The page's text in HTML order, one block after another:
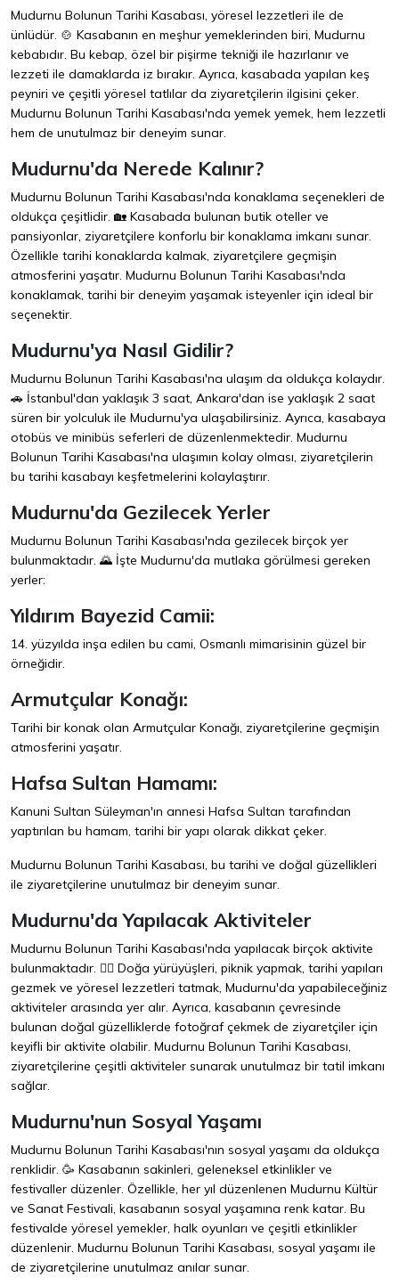
Mudurnu Bolunun Tarihi Kasabası, yöresel lezzetleri ile de
ünlüdür. 🍲 Kasabanın en meşhur yemeklerinden biri, Mudurnu
kebabıdır. Bu kebap, özel bir pişirme tekniği ile hazırlanır ve
lezzeti ile damaklarda iz bırakır. Ayrıca, kasabada yapılan keş
peyniri ve çeşitli yöresel tatlılar da ziyaretçilerin ilgisini çeker.
Mudurnu Bolunun Tarihi Kasabası'nda yemek yemek, hem lezzetli
hem de unutulmaz bir deneyim sunar.
Mudurnu'da Nerede Kalınır?
Mudurnu Bolunun Tarihi Kasabası'nda konaklama seçenekleri de
oldukça çeşitlidir. 🏡 Kasabada bulunan butik oteller ve
pansiyonlar, ziyaretçilere konforlu bir konaklama imkanı sunar.
Özellikle tarihi konaklarda kalmak, ziyaretçilere geçmişin
atmosferini yaşatır. Mudurnu Bolunun Tarihi Kasabası'nda
konaklamak, tarihi bir deneyim yaşamak isteyenler için ideal bir
seçenektir.
Mudurnu'ya Nasıl Gidilir?
Mudurnu Bolunun Tarihi Kasabası'na ulaşım da oldukça kolaydır.
🚗 İstanbul'dan yaklaşık 3 saat, Ankara'dan ise yaklaşık 2 saat
süren bir yolculuk ile Mudurnu'ya ulaşabilirsiniz. Ayrıca, kasabaya
otobüs ve minibüs seferleri de düzenlenmektedir. Mudurnu
Bolunun Tarihi Kasabası'na ulaşımın kolay olması, ziyaretçilerin
bu tarihi kasabayı keşfetmelerini kolaylaştırır.
Mudurnu'da Gezilecek Yerler
Mudurnu Bolunun Tarihi Kasabası'nda gezilecek birçok yer
bulunmaktadır. 🌄 İşte Mudurnu'da mutlaka görülmesi gereken
yerler:
Yıldırım Bayezid Camii:
14. yüzyılda inşa edilen bu cami, Osmanlı mimarisinin güzel bir
örneğidir.
Armutçular Konağı:
Tarihi bir konak olan Armutçular Konağı, ziyaretçilerine geçmişin
atmosferini yaşatır.
Hafsa Sultan Hamamı:
Kanuni Sultan Süleyman'ın annesi Hafsa Sultan tarafından
yaptırılan bu hamam, tarihi bir yapı olarak dikkat çeker.
Mudurnu Bolunun Tarihi Kasabası, bu tarihi ve doğal güzellikleri
ile ziyaretçilerine unutulmaz bir deneyim sunar.
Mudurnu'da Yapılacak Aktiviteler
Mudurnu Bolunun Tarihi Kasabası'nda yapılacak birçok aktivite
bulunmaktadır. 🚶‍♂️ Doğa yürüyüşleri, piknik yapmak, tarihi yapıları
gezmek ve yöresel lezzetleri tatmak, Mudurnu'da yapabileceğiniz
aktiviteler arasında yer alır. Ayrıca, kasabanın çevresinde
bulunan doğal güzelliklerde fotoğraf çekmek de ziyaretçiler için
keyifli bir aktivite olabilir. Mudurnu Bolunun Tarihi Kasabası,
ziyaretçilerine çeşitli aktiviteler sunarak unutulmaz bir tatil imkanı
sağlar.
Mudurnu'nun Sosyal Yaşamı
Mudurnu Bolunun Tarihi Kasabası'nın sosyal yaşamı da oldukça
renklidir. 🥳 Kasabanın sakinleri, geleneksel etkinlikler ve
festivaller düzenler. Özellikle, her yıl düzenlenen Mudurnu Kültür
ve Sanat Festivali, kasabanın sosyal yaşamına renk katar. Bu
festivalde yöresel yemekler, halk oyunları ve çeşitli etkinlikler
düzenlenir. Mudurnu Bolunun Tarihi Kasabası, sosyal yaşamı ile
de ziyaretçilerine unutulmaz anılar sunar.